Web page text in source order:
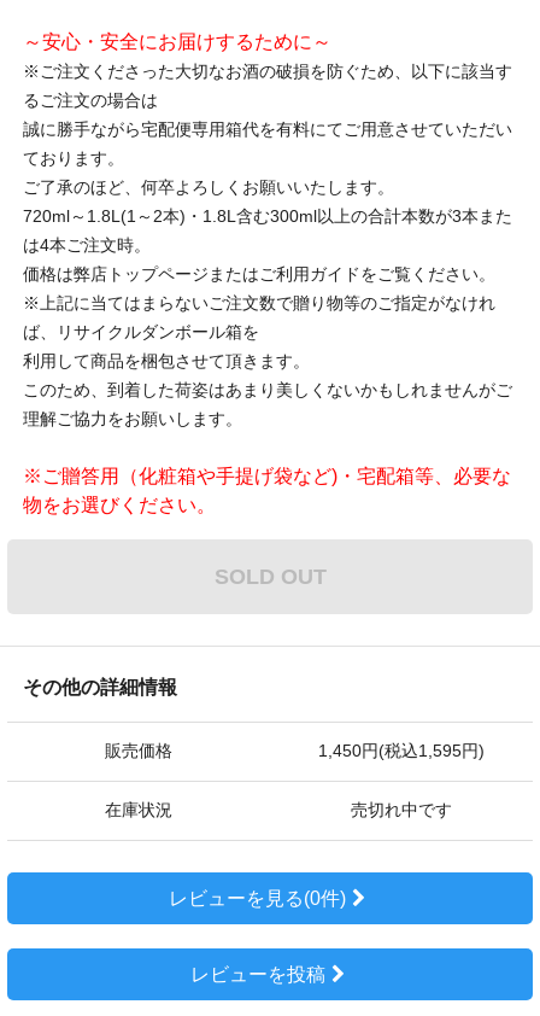
～安心・安全にお届けするために～
※ご注文くださった大切なお酒の破損を防ぐため、以下に該当す
るご注文の場合は
誠に勝手ながら宅配便専用箱代を有料にてご用意させていただい
ております。
ご了承のほど、何卒よろしくお願いいたします。
720ml～1.8L(1～2本)・1.8L含む300ml以上の合計本数が3本また
は4本ご注文時。
価格は弊店トップページまたはご利用ガイドをご覧ください。
※上記に当てはまらないご注文数で贈り物等のご指定がなけれ
ば、リサイクルダンボール箱を
利用して商品を梱包させて頂きます。
このため、到着した荷姿はあまり美しくないかもしれませんがご
理解ご協力をお願いします。
※ご贈答用（化粧箱や手提げ袋など)・宅配箱等、必要な
物をお選びください。
SOLD OUT
その他の詳細情報
販売価格 1,450円(税込1,595円)
在庫状況 売切れ中です
レビューを見る(0件)
レビューを投稿